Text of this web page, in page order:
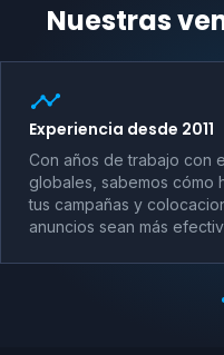
Nuestras
Experiencia desde 2011
Con años de trabajo con
globales, sabemos cómo
tus campañas y
anuncios sean más